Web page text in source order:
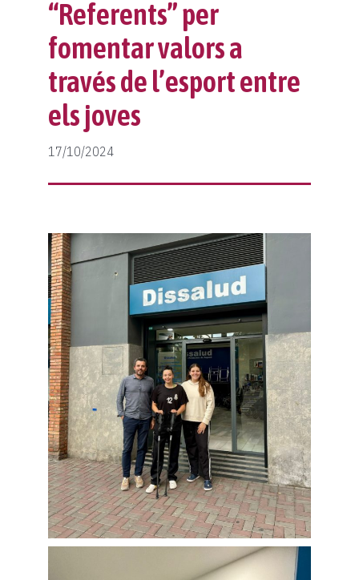
Fes-te soci
Col·laboradors
Protocol lesions
Calendari
Normativa
Galeria
Contacte
Botiga
“Referents” per
fomentar valors a
través de l’esport entre
els joves
17/10/2024